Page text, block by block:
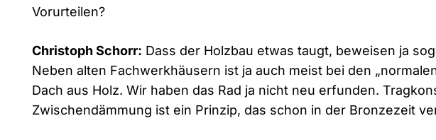
Vorurteilen?
Christoph Schorr: Dass der Holzbau etwas taugt, beweisen ja
Neben alten Fachwerkhäusern ist ja auch meist bei den
Dach aus Holz. Wir haben das Rad ja nicht neu erfunden.
Zwischendämmung ist ein Prinzip, das schon in der Bronzezeit